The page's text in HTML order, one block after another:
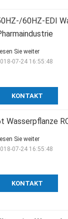
60HZ-EDI
KONTAKT
Sie weiter
07-24 16:55:48
Wasserpflanze
KONTAKT
Sie weiter
07-24 16:55:48